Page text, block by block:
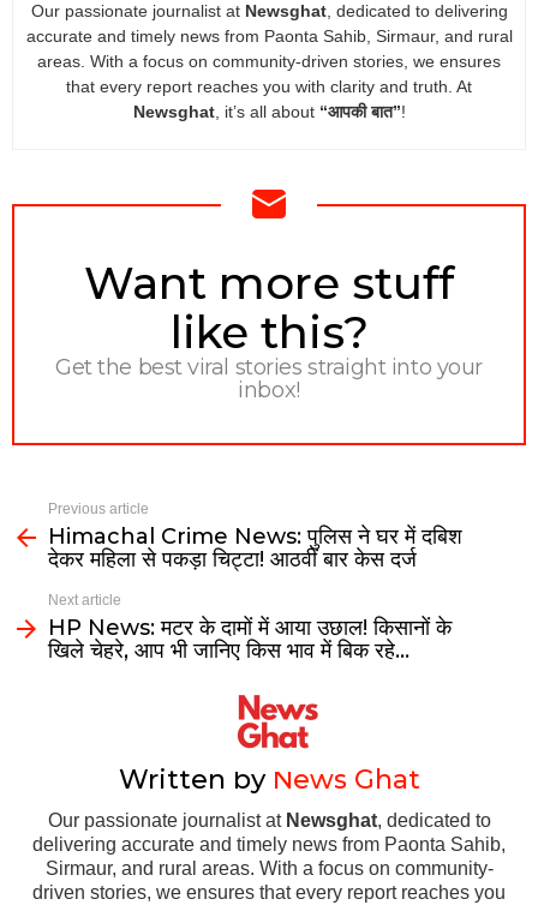
Our passionate journalist at Newsghat, dedicated to delivering
accurate and timely news from Paonta Sahib, Sirmaur, and rural
areas. With a focus on community-driven stories, we ensures
that every report reaches you with clarity and truth. At
Newsghat, it’s all about “आपकी बात”!
NEWSLETTER
Want more stuff
like this?
Get the best viral stories straight into your
inbox!
Previous article
Himachal Crime News: पुलिस ने घर में दबिश
देकर महिला से पकड़ा चिट्टा! आठवीं बार केस दर्ज
Next article
HP News: मटर के दामों में आया उछाल! किसानों के
खिले चेहरे, आप भी जानिए किस भाव में बिक रहे…
Written by News Ghat
Our passionate journalist at Newsghat, dedicated to
delivering accurate and timely news from Paonta Sahib,
Sirmaur, and rural areas. With a focus on community-
driven stories, we ensures that every report reaches you